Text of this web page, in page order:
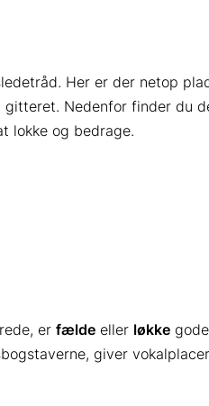
Her er der netop
Nedenfor finder du
lokke og bedrage.
er fælde eller løkke
giver